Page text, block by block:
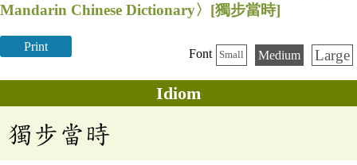
Mandarin Chinese Dictionary〉 [獨步當時]
Print
Font Small Medium Large
Idiom
獨步當時